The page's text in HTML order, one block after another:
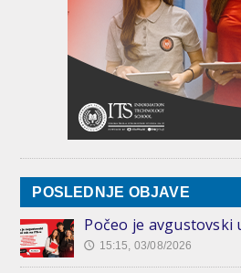
POSLEDNJE OBJAVE
Počeo je avgustovski
🕔 15:15, 03/08/2026